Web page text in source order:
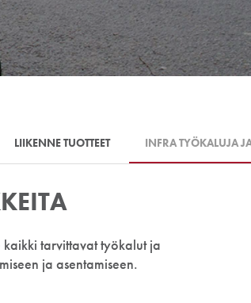
LIIKENNE TUOTTEET INFRA TYÖKALUJA
tarvittavat työkalut ja
ja asentamiseen.